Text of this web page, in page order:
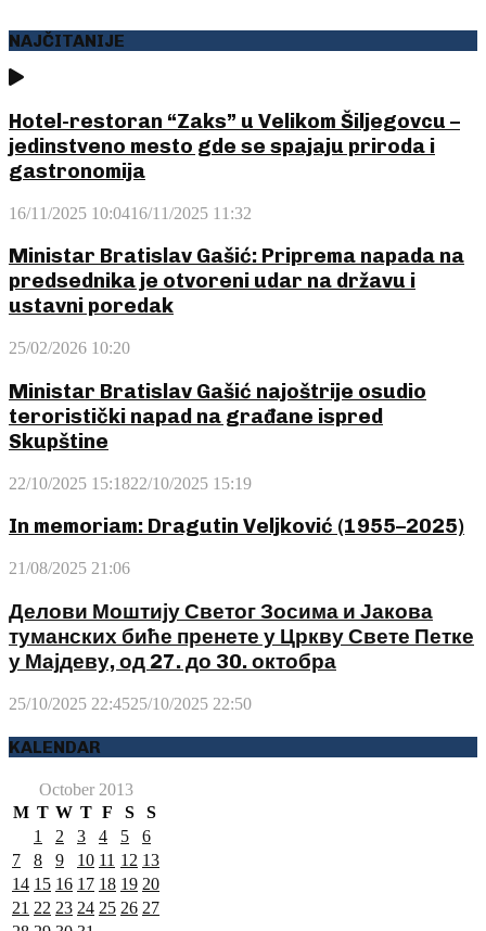
NAJČITANIJE
Hotel-restoran “Zaks” u Velikom Šiljegovcu –
jedinstveno mesto gde se spajaju priroda i
gastronomija
16/11/2025 10:0416/11/2025 11:32
Ministar Bratislav Gašić: Priprema napada na
predsednika je otvoreni udar na državu i
ustavni poredak
25/02/2026 10:20
Ministar Bratislav Gašić najoštrije osudio
teroristički napad na građane ispred
Skupštine
22/10/2025 15:1822/10/2025 15:19
In memoriam: Dragutin Veljković (1955–2025)
21/08/2025 21:06
Делови Моштију Светог Зосима и Јакова
туманских биће пренете у Цркву Свете Петке
у Мајдеву, од 27. до 30. октобра
25/10/2025 22:4525/10/2025 22:50
KALENDAR
October 2013
M T W T F S
S
1
2 3 4 5
6
7
8 9 10 11 12 13
14 15 16 17 18 19 20
21 22 23 24 25 26 27